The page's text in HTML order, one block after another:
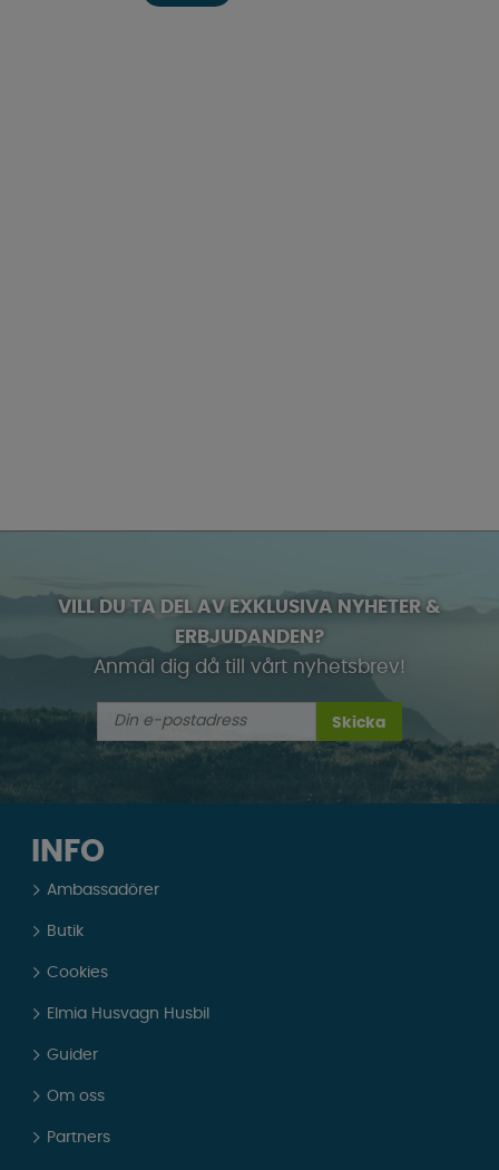
VILL DU TA DEL AV EXKLUSIVA NYHETER &
ERBJUDANDEN?
Anmäl dig då till vårt nyhetsbrev!
Skicka
INFO
Ambassadörer
Butik
Cookies
Elmia Husvagn Husbil
Guider
Om oss
Partners